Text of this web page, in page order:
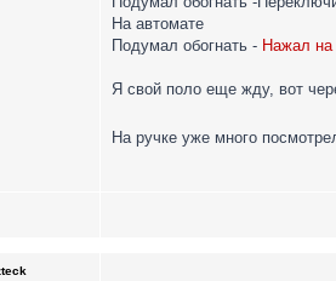
На автомате
Подумал обогнать - Нажал на
Я свой поло еще жду, вот
На ручке уже много